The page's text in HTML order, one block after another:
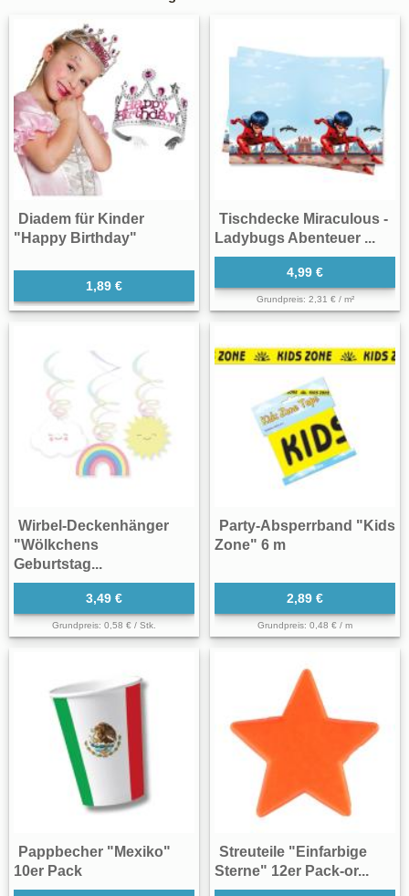
Diadem für Kinder
"Happy Birthday"
1,89 €
Tischdecke Miraculous -
Ladybugs Abenteuer ...
4,99 €
Grundpreis: 2,31 € / m²
Wirbel-Deckenhänger
"Wölkchens
Geburtstag...
3,49 €
Grundpreis: 0,58 € / Stk.
Party-Absperrband "Kids
Zone" 6 m
2,89 €
Grundpreis: 0,48 € / m
Pappbecher "Mexiko"
10er Pack
Streuteile "Einfarbige
Sterne" 12er Pack-or...